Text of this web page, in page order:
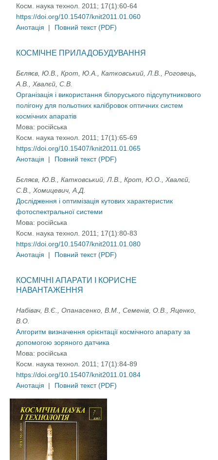
Косм. наука технол. 2011; 17(1):60-64
https://doi.org/10.15407/knit2011.01.060
Анотація
| Повний текст (PDF)
КОСМІЧНЕ ПРИЛАДОБУДУВАННЯ
Бєляєв, Ю.В., Крот, Ю.А., Катковський, Л.В., Роговець,
А.В., Хвалєй, С.В.
Організація і використання білоруського підсупутникового
полігону для польотних калібровок оптичних систем
космічних апаратів
Мова: російська
Косм. наука технол. 2011; 17(1):65-69
https://doi.org/10.15407/knit2011.01.065
Анотація
| Повний текст (PDF)
Бєляєв, Ю.В., Катковський, Л.В., Крот, Ю.О., Хвалєй,
С.В., Хомицевич, А.Д.
Дослідження і оптимізація кутових характеристик
фотоспектральної системи
Мова: російська
Косм. наука технол. 2011; 17(1):80-83
https://doi.org/10.15407/knit2011.01.080
Анотація
| Повний текст (PDF)
КОСМІЧНІ АПАРАТИ І КОРИСНЕ
НАВАНТАЖЕННЯ
Набівач, В.Є., Опанасенко, В.М., Семенів, О.В., Яценко,
В.О.
Алгоритм визначення орієнтації космічного апарату за
допомогою зоряного датчика
Мова: російська
Косм. наука технол. 2011; 17(1):84-89
https://doi.org/10.15407/knit2011.01.084
Анотація
| Повний текст (PDF)